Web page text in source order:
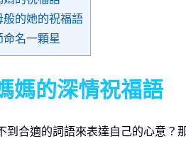
般的她的祝福語
名一顆星
媽的深情祝福語
到合適的詞語來表達自己的心意？